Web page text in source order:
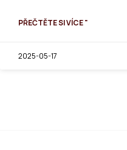
PŘEČTĚTE SI VÍCE "
2025-05-17